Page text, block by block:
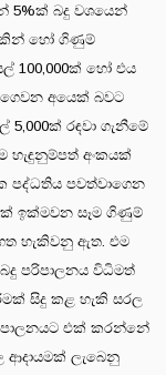
5%ක් බදු වශයෙන්
හෝ ගිණුම්
100,000ක් හෝ එය
අයෙක් බවට
රඳවා ගැනීමේ
හැඳුනුම්පත් අංකයක්
පවත්වාගෙන
ඉක්මවන සෑම ගිණුම්
හැකිවනු ඇත. එම
පරිපාලනය විධිමත්
සිදු කළ හැකි සරල
එක් කරන්නේ
ආදායමක් ලැබෙනු